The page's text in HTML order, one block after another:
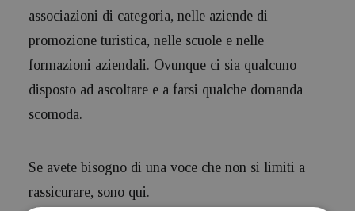
associazioni di categoria, nelle aziende di
promozione turistica, nelle scuole e nelle
formazioni aziendali. Ovunque ci sia qualcuno
disposto ad ascoltare e a farsi qualche domanda
scomoda.
Se avete bisogno di una voce che non si limiti a
rassicurare, sono qui.